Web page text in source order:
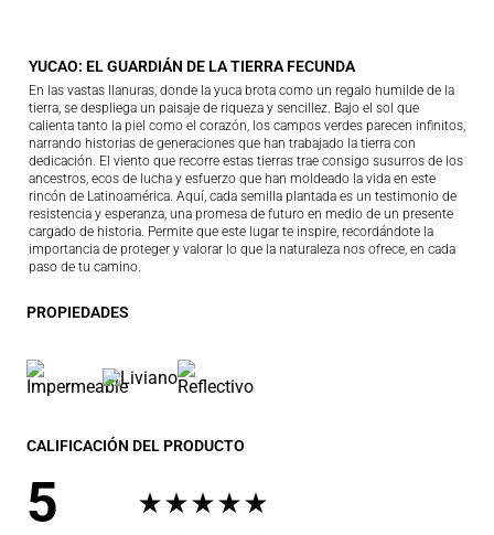
YUCAO: EL GUARDIÁN DE LA TIERRA FECUNDA
En las vastas llanuras, donde la yuca brota como un regalo humilde de la
tierra, se despliega un paisaje de riqueza y sencillez. Bajo el sol que
calienta tanto la piel como el corazón, los campos verdes parecen infinitos,
narrando historias de generaciones que han trabajado la tierra con
dedicación. El viento que recorre estas tierras trae consigo susurros de los
ancestros, ecos de lucha y esfuerzo que han moldeado la vida en este
rincón de Latinoamérica. Aquí, cada semilla plantada es un testimonio de
resistencia y esperanza, una promesa de futuro en medio de un presente
cargado de historia. Permite que este lugar te inspire, recordándote la
importancia de proteger y valorar lo que la naturaleza nos ofrece, en cada
paso de tu camino.
PROPIEDADES
CALIFICACIÓN DEL PRODUCTO
★★★★★
5